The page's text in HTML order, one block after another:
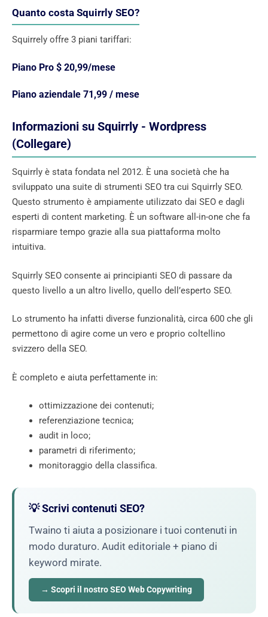
Quanto costa Squirrly SEO?
Squirrely offre 3 piani tariffari:
Piano Pro $ 20,99/mese
Piano aziendale 71,99 / mese
Informazioni su Squirrly - Wordpress
(Collegare)
Squirrly è stata fondata nel 2012. È una società che ha
sviluppato una suite di strumenti SEO tra cui Squirrly SEO.
Questo strumento è ampiamente utilizzato dai SEO e dagli
esperti di content marketing. È un software all-in-one che fa
risparmiare tempo grazie alla sua piattaforma molto
intuitiva.
Squirrly SEO consente ai principianti SEO di passare da
questo livello a un altro livello, quello dell’esperto SEO.
Lo strumento ha infatti diverse funzionalità, circa 600 che gli
permettono di agire come un vero e proprio coltellino
svizzero della SEO.
È completo e aiuta perfettamente in:
ottimizzazione dei contenuti;
referenziazione tecnica;
audit in loco;
parametri di riferimento;
monitoraggio della classifica.
💡 Scrivi contenuti SEO?
Twaino ti aiuta a posizionare i tuoi contenuti in
modo duraturo. Audit editoriale + piano di
keyword mirate.
→ Scopri il nostro SEO Web Copywriting